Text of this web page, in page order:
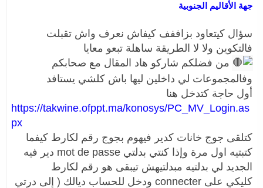
جهة الأقاليم الجنوبية
سؤال كيتعاود بزاففف كيفاش نعرف واش تقبلت
فالتكوين ولا لا الطريقة ساهلة تبعو معايا
من فضلكم شاركو هاد المقال مع صحابكم
وفالمجموعات لي داخلين ليها باش كلشي يستافد
أول حاجة كتدخل هنا
https://takwine.ofppt.ma/konosys/PC_MV_Login.as
px
كتلقى جوج خانات كدير فيهوم بجوج رقم لكارط كيفما
كتبتيه اول مرة وإذا كنتي بدلتي mot de passe دير فيه
الجديد لي بدلتيه مبدلتيهش تيبقى هو رقم لكارط
كليكي على connecter ودخل للحساب ديالك ( إلى درتي